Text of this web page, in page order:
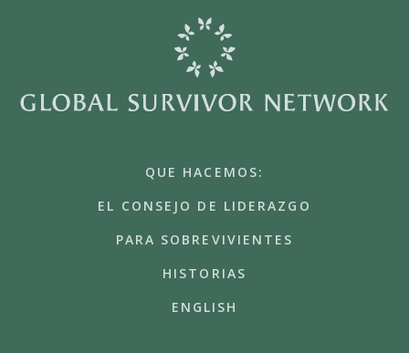
QUE HACEMOS:
EL CONSEJO DE LIDERAZGO
PARA SOBREVIVIENTES
HISTORIAS
ENGLISH